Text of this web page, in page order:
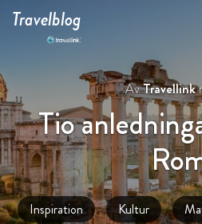
Travelblog
AvTravellink
Tio
Inspiration Kultur